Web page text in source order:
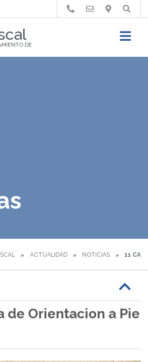
DE
Buscar
ACTUALIDAD NOTICIAS 11
de Orientacion a Pie